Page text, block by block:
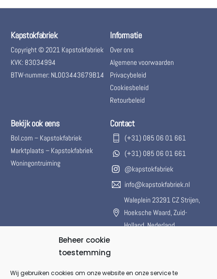
Beheer cookie
toestemming
Wij gebruiken cookies om onze website en onze service te
Kapstokfabriek
Copyright © 2021 Kapstokfabriek
KVK: 83034994
BTW-nummer: NL003443679B14
Informatie
Over ons
Algemene voorwaarden
Privacybeleid
Cookiesbeleid
Retourbeleid
Bekijk ook eens
Bol.com – Kapstokfabriek
Marktplaats – Kapstokfabriek
Woningontruiming
Contact
(+31) 085 06 01 661
(+31) 085 06 01 661
@kapstokfabriek
info@kapstokfabriek.nl
Waleplein 23291 CZ Strijen,
Hoeksche Waard, Zuid-
Holland, Nederland